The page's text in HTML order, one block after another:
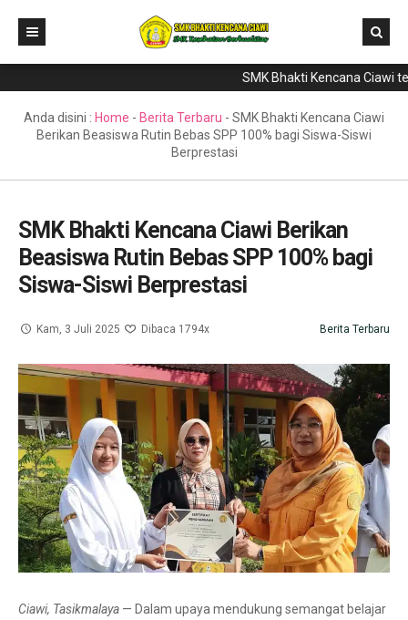
Direktori
Berita
Literasi
Galeri
GTK & Siswa
PPDB
SMK Bhakti Kencana Ciawi
Anda disini : Home - Berita Terbaru - SMK Bhakti Kencana Ciawi
Berikan Beasiswa Rutin Bebas SPP 100% bagi Siswa-Siswi
Berprestasi
SMK Bhakti Kencana Ciawi Berikan
Beasiswa Rutin Bebas SPP 100% bagi
Siswa-Siswi Berprestasi
Kam, 3 Juli 2025 Dibaca 1794x Berita Terbaru
Ciawi, Tasikmalaya — Dalam upaya mendukung semangat belajar